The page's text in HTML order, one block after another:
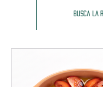
Busca la